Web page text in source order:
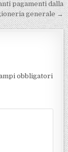
pagamenti dalla
generale →
obbligatori